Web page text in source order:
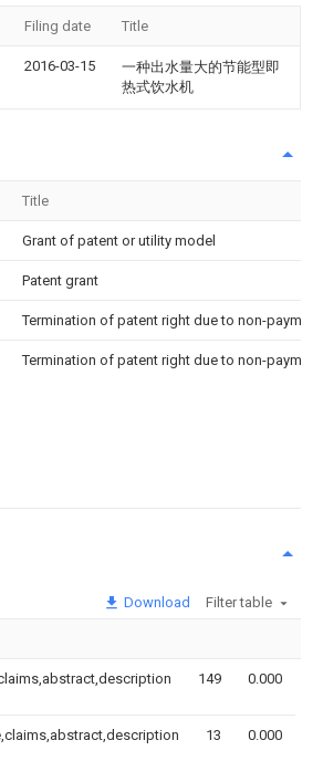
Filing date Title
2016-03-15
一种出水量大的节能型即
热式饮水机
Title
Grant of patent or utility model
Patent grant
Termination of patent right due to non-
Termination of patent right due to non-
Download Filter table
149 0.000
13 0.000